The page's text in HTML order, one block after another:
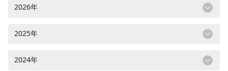
2026年
2025年
2024年